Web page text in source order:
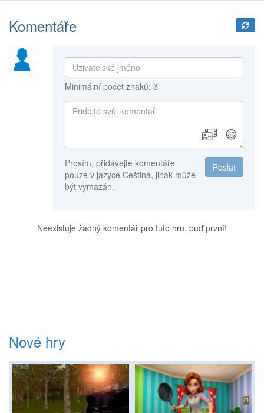
Komentáře
Minimální počet znaků: 3
😄
Poslat
Prosím, přidávejte komentáře
pouze v jazyce Čeština, jinak může
být vymazán.
Neexistuje žádný komentář pro tuto hru, buď první!
Nové hry